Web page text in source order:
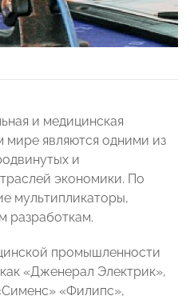
и медицинская
являются одними из
и
экономики. По
мультипликаторы,
разработкам.
промышленности
«Дженерал Электрик»,
«Филипс»,